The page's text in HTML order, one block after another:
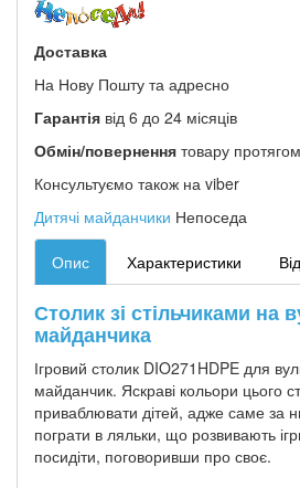
Доставка
На Нову Пошту та адресно
Гарантія від 6 до 24 місяців
Обмін/повернення товару
Консультуємо також на viber
Дитячі майданчики Непоседа
Опис Характеристики
Столик зі стільчиками на
майданчика
Ігровий столик DIO271HDPE для
майданчик. Яскраві кольори цього
приваблювати дітей, адже саме за
пограти в ляльки, що розвивають
посидіти, поговоривши про своє.